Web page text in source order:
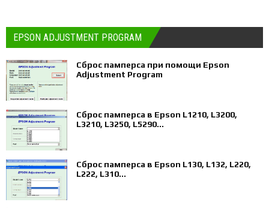
EPSON ADJUSTMENT PROGRAM
Сброс памперса при помощи Epson
Adjustment Program
Сброс памперса в Epson L1210, L3200,
L3210, L3250, L5290...
Сброс памперса в Epson L130, L132, L220,
L222, L310...